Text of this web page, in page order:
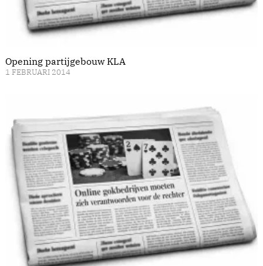
Opening partijgebouw KLA
1 FEBRUARI 2014